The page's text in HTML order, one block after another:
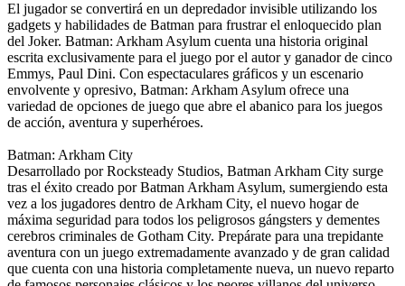
El jugador se convertirá en un depredador invisible utilizando los
gadgets y habilidades de Batman para frustrar el enloquecido plan
del Joker. Batman: Arkham Asylum cuenta una historia original
escrita exclusivamente para el juego por el autor y ganador de cinco
Emmys, Paul Dini. Con espectaculares gráficos y un escenario
envolvente y opresivo, Batman: Arkham Asylum ofrece una
variedad de opciones de juego que abre el abanico para los juegos
de acción, aventura y superhéroes.
Batman: Arkham City
Desarrollado por Rocksteady Studios, Batman Arkham City surge
tras el éxito creado por Batman Arkham Asylum, sumergiendo esta
vez a los jugadores dentro de Arkham City, el nuevo hogar de
máxima seguridad para todos los peligrosos gángsters y dementes
cerebros criminales de Gotham City. Prepárate para una trepidante
aventura con un juego extremadamente avanzado y de gran calidad
que cuenta con una historia completamente nueva, un nuevo reparto